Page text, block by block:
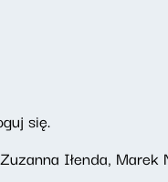
się.
Iłenda,